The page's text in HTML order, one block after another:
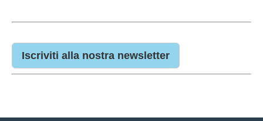
Iscriviti alla nostra newsletter